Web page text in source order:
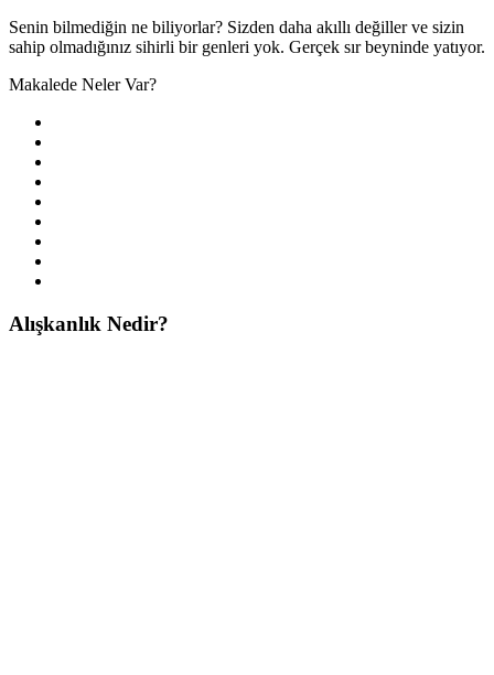
Senin bilmediğin ne biliyorlar? Sizden daha akıllı değiller ve sizin
sahip olmadığınız sihirli bir genleri yok. Gerçek sır beyninde yatıyor.
Makalede Neler Var?
Alışkanlık Nedir?